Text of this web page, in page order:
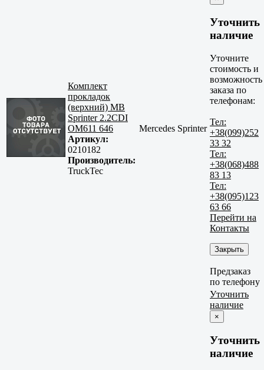
Комплект
прокладок
(верхний) MB
Sprinter 2.2CDI
OM611 646
Артикул:
0210182
Производитель:
TruckTec
Mercedes Sprinter
Уточнить
наличие
Уточните
стоимость и
возможность
заказа по
телефонам:
Тел:
+38(099)252
33 32
Тел:
+38(068)488
83 13
Тел:
+38(095)123
63 66
Перейти на
Контакты
Закрыть
Предзаказ
по телефону
Уточнить
наличие
×
Уточнить
наличие